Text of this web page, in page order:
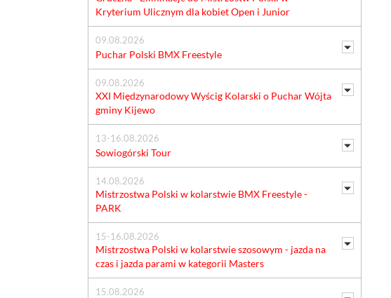
Kryterium Ulicznym dla kobiet Open i Junior
09.08.2026
Puchar Polski BMX Freestyle
09.08.2026
XXI Międzynarodowy Wyścig Kolarski o Puchar Wójta
gminy Kijewo
13-16.08.2026
Sowiogórski Tour
14.08.2026
Mistrzostwa Polski w kolarstwie BMX Freestyle -
PARK
15-16.08.2026
Mistrzostwa Polski w kolarstwie szosowym - jazda na
czas i jazda parami w kategorii Masters
15.08.2026